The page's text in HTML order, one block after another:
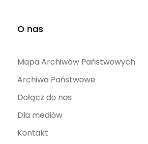
O nas
Mapa Archiwów Państwowych
Archiwa Państwowe
Dołącz do nas
Dla mediów
Kontakt